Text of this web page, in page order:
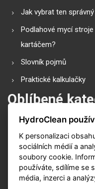
Jak vybrat ten
Podlahové mycí
kartáčem?
Slovník pojmů
Praktické kalkulačky
Oblíbené
Průmyslové vysavače
Vysokotlaké čističe
Podlahové mycí stroje
Zametací stroje
HydroClean
K personalizaci
sociálních médií a
soubory cookie.
používáte, sdílíme se
média, inzerci a